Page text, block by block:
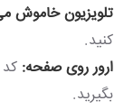
تلویزیون خاموش
کنید.
ارور روی صفحه:
بگیرید.